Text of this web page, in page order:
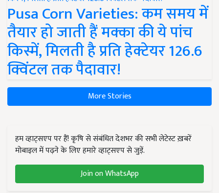
Pusa Corn Varieties: कम समय में
तैयार हो जाती हैं मक्का की ये पांच
किस्में, मिलती है प्रति हेक्टेयर 126.6
क्विंटल तक पैदावार!
More Stories
हम व्हाट्सएप पर हैं! कृषि से संबंधित देशभर की सभी लेटेस्ट ख़बरें
मोबाइल में पढ़ने के लिए हमारे व्हाट्सएप से जुड़ें.
Join on WhatsApp